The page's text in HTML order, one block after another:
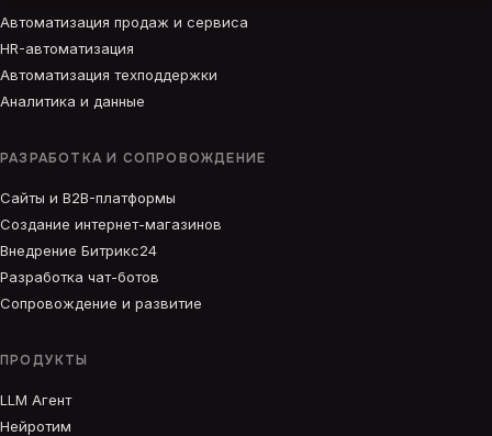
Автоматизация продаж и сервиса
HR-автоматизация
Автоматизация техподдержки
Аналитика и данные
РАЗРАБОТКА И СОПРОВОЖДЕНИЕ
Сайты и B2B-платформы
Создание интернет-магазинов
Внедрение Битрикс24
Разработка чат-ботов
Сопровождение и развитие
ПРОДУКТЫ
LLM Агент
Нейротим